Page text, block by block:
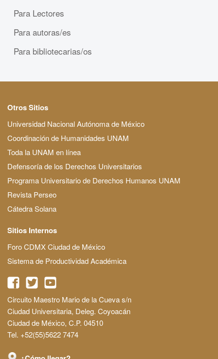
Para Lectores
Para autoras/es
Para bibliotecarias/os
Otros Sitios
Universidad Nacional Autónoma de México
Coordinación de Humanidades UNAM
Toda la UNAM en línea
Defensoría de los Derechos Universitarios
Programa Universitario de Derechos Humanos UNAM
Revista Perseo
Cátedra Solana
Sitios Internos
Foro CDMX Ciudad de México
Sistema de Productividad Académica
Circuito Maestro Mario de la Cueva s/n
Ciudad Universitaria, Deleg. Coyoacán
Ciudad de México, C.P. 04510
Tel. +52(55)5622 7474